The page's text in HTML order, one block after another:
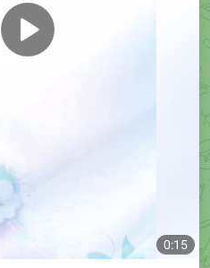
خوشافصل بهاری که نسیم فطر هم دارد
نسیم دلنوازی که شمیم فطر هم دارد